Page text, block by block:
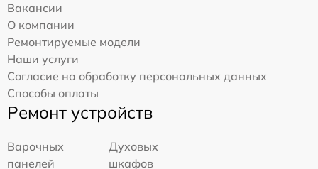
Вакансии
О компании
Ремонтируемые модели
Наши услуги
Согласие на обработку персональных данных
Способы оплаты
Ремонт устройств
Варочных
панелей
Духовых
шкафов